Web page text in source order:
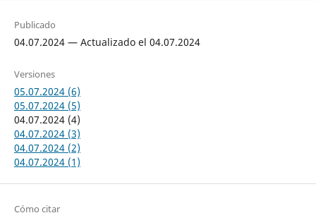
Publicado
04.07.2024 — Actualizado el 04.07.2024
Versiones
05.07.2024 (6)
05.07.2024 (5)
04.07.2024 (4)
04.07.2024 (3)
04.07.2024 (2)
04.07.2024 (1)
Cómo citar